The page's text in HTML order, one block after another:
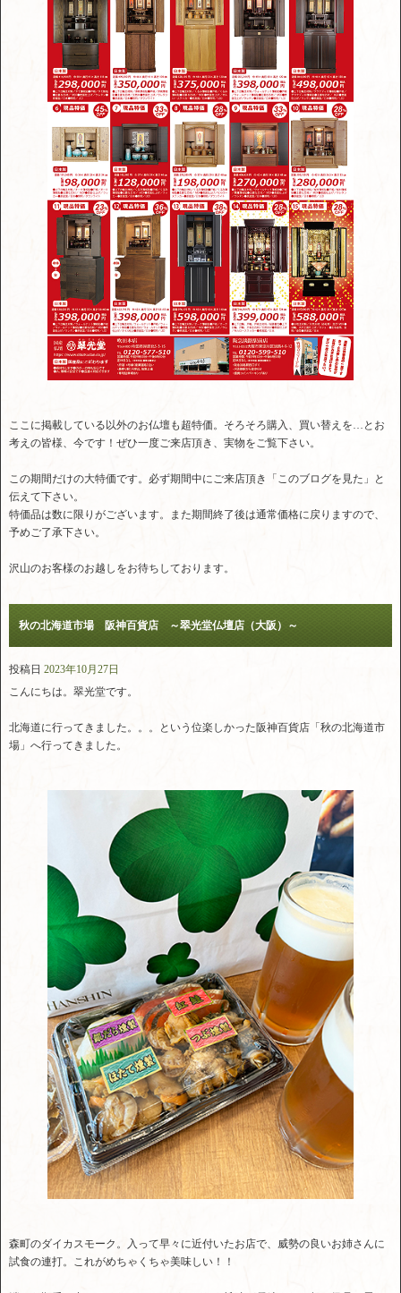
ここに掲載している以外のお仏壇も超特価。そろそろ購入、買い替えを…とお
考えの皆様、今です！ぜひ一度ご来店頂き、実物をご覧下さい。
この期間だけの大特価です。必ず期間中にご来店頂き「このブログを見た」と
伝えて下さい。
特価品は数に限りがございます。また期間終了後は通常価格に戻りますので、
予めご了承下さい。
沢山のお客様のお越しをお待ちしております。
秋の北海道市場 阪神百貨店 ～翠光堂仏壇店（大阪）～
投稿日 2023年10月27日
こんにちは。翠光堂です。
北海道に行ってきました。。。という位楽しかった阪神百貨店「秋の北海道市
場」へ行ってきました。
森町のダイカスモーク。入って早々に近付いたお店で、威勢の良いお姉さんに
試食の連打。これがめちゃくちゃ美味しい！！